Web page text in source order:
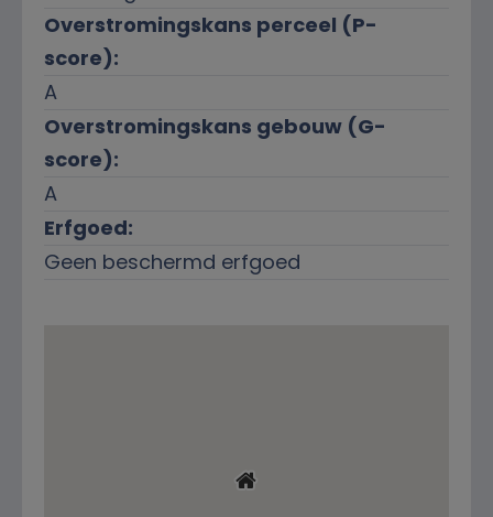
Overstromingskans perceel (P-
score):
A
Overstromingskans gebouw (G-
score):
A
Erfgoed:
Geen beschermd erfgoed